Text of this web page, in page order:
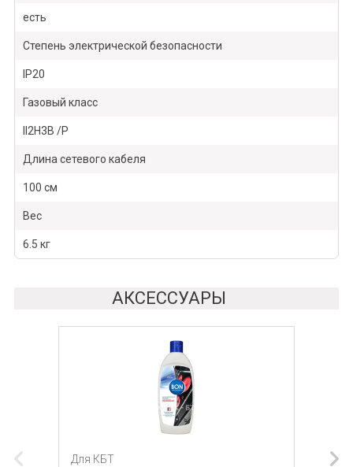
есть
Степень электрической безопасности
IP20
Газовый класс
II2H3B /P
Длина сетевого кабеля
100 см
Вес
6.5 кг
АКСЕССУАРЫ
Для КБТ
Для КБТ